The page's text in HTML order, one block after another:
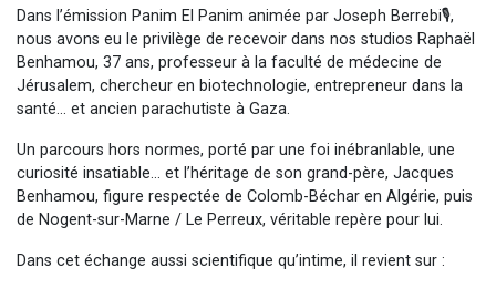
Dans l’émission Panim El Panim animée par Joseph Berrebi🎙,
nous avons eu le privilège de recevoir dans nos studios Raphaël
Benhamou, 37 ans, professeur à la faculté de médecine de
Jérusalem, chercheur en biotechnologie, entrepreneur dans la
santé… et ancien parachutiste à Gaza.
Un parcours hors normes, porté par une foi inébranlable, une
curiosité insatiable… et l’héritage de son grand-père, Jacques
Benhamou, figure respectée de Colomb-Béchar en Algérie, puis
de Nogent-sur-Marne / Le Perreux, véritable repère pour lui.
Dans cet échange aussi scientifique qu’intime, il revient sur :